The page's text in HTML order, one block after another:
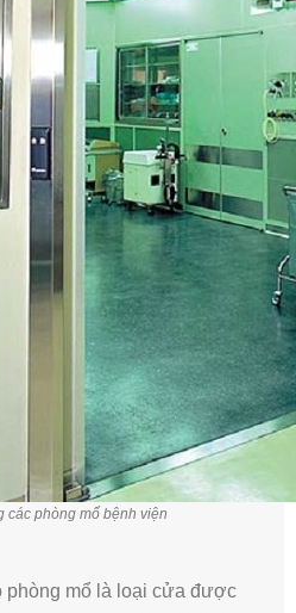
các phòng mổ bệnh viện
phòng mổ là loại cửa được